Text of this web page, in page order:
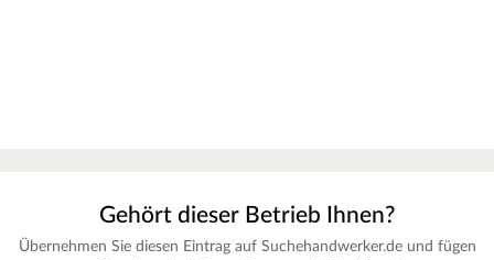
Gehört dieser Betrieb Ihnen?
Übernehmen Sie diesen Eintrag auf Suchehandwerker.de und fügen